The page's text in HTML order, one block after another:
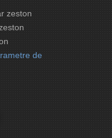
zeston
de